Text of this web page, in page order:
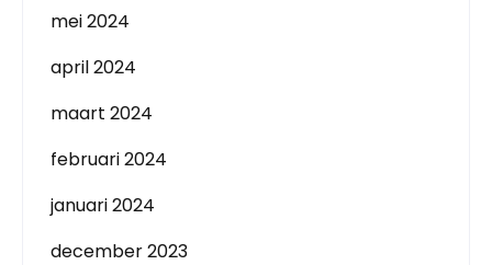
mei 2024
april 2024
maart 2024
februari 2024
januari 2024
december 2023